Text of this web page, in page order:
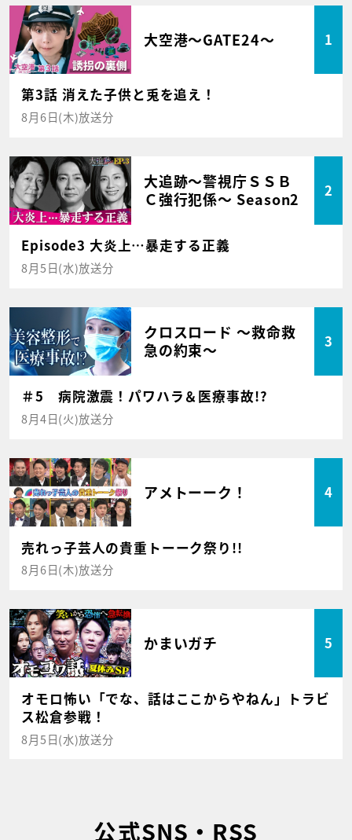
大空港～GATE24～ 1
第3話 消えた子供と兎を追え！
8月6日(木)放送分
大追跡～警視庁ＳＳＢ
Ｃ強行犯係～ Season2
2
Episode3 大炎上…暴走する正義
8月5日(水)放送分
クロスロード ～救命救
急の約束～
3
＃5 病院激震！パワハラ＆医療事故!?
8月4日(火)放送分
アメトーーク！ 4
売れっ子芸人の貴重トーーク祭り!!
8月6日(木)放送分
かまいガチ 5
オモロ怖い「でな、話はここからやねん」トラビ
ス松倉参戦！
8月5日(水)放送分
公式SNS・RSS